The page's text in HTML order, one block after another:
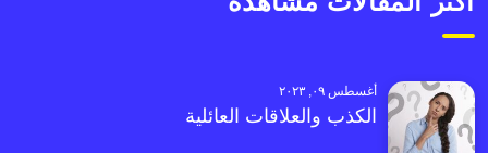
أغسطس ٠٩, ٢٠٢٣
الكذب والعلاقات العائلية